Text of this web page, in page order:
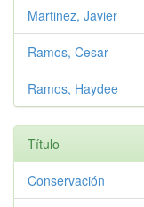
Martinez, Javier
Ramos, Cesar
Ramos, Haydee
Título
Conservación